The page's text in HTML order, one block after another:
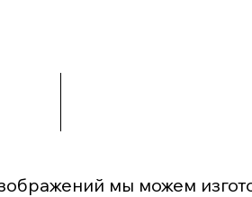
мы можем